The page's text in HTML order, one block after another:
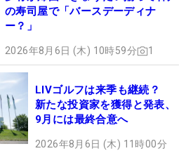
の寿司屋で「バースデーディナ
ー？」
2026年8月6日 (木) 10時59分 1
LIVゴルフは来季も継続？
新たな投資家を獲得と発表、
9月には最終合意へ
2026年8月6日 (木) 11時00分